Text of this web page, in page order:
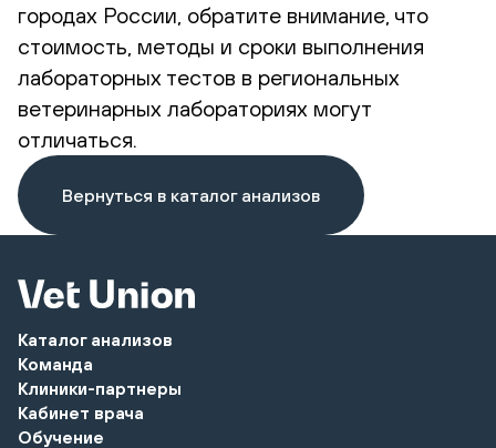
городах России, обратите внимание, что
стоимость, методы и сроки выполнения
лабораторных тестов в региональных
ветеринарных лабораториях могут
отличаться.
Вернуться в каталог анализов
Каталог анализов
Команда
Клиники-партнеры
Кабинет врача
Обучение